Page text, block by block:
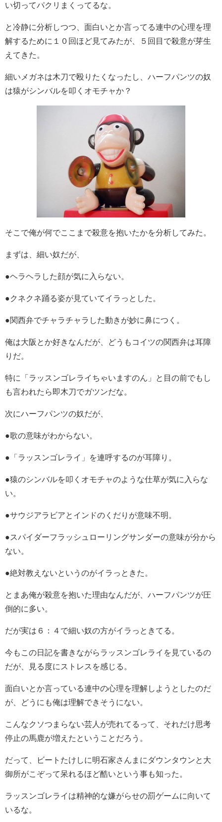
い切ってパクリまくってるな。
と冷静に分析しつつ、面白いとか言ってる連中の心理を理
解するために１０回ほど見てみたが、５回目で殺意が芽生
えてきた。
細いメガネは木刀で殴りたくなったし、ハーフパンツの奴
は猿がシンバルを叩くオモチャか？
そこで俺が何でここまで殺意を抱いたかを分析してみた。
まずは、細い奴だが、
●ヘラヘラした顔が気に入らない。
●クネクネ踊る姿が見ていてイラっとした。
●関西弁でチャラチャラした動きが妙に鼻につく。
俺は大阪とか好きなんだが、どうもコイツの関西弁は耳障
りだ。
特に「ラッスンゴレライちゃいますのん」と目の前でもし
も言われたら即木刀でガツンだな。
次にハーフパンツの奴だが、
●歌の意味がわからない。
●「ラッスンゴレライ」を連呼するのが耳障り。
●猿のシンバルを叩くオモチャのような仕草が気に入らな
い。
●サウジアラビアとインドのくだりが意味不明。
●スパイダーフラッシュローリングサンダーの意味が分から
ない。
●絶対教えないというのがイラっときた。
とまあ俺が殺意を抱いた理由なんだが、ハーフパンツが圧
倒的に多い。
だが実は６：４で細い奴の方がイラっときてる。
今もこの日記を書きながらラッスンゴレライを見ているの
だが、見る度にストレスを感じる。
面白いとか言っている連中の心理を理解しようとしたのだ
が、どうにも俺は理解できそうにない。
こんなクソつまらない芸人が売れてるって、それだけ思考
停止の馬鹿が増えたということだろう。
だって、ビートたけしに明石家さんまにダウンタウンと大
御所がこぞって呆れるほど酷いという事も知った。
ラッスンゴレライは精神的な嫌がらせの罰ゲームに向いて
いるな。